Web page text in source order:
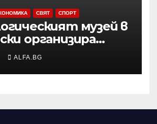
СВЯТ СПОРТ
музей в
организира
за деца
ALFA.BG